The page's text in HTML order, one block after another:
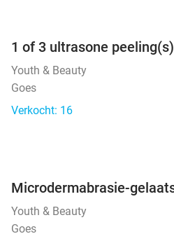
1 of 3 ultrasone
Youth & Beauty
Goes
Verkocht: 16
Microdermabrasie-
Youth & Beauty
Goes